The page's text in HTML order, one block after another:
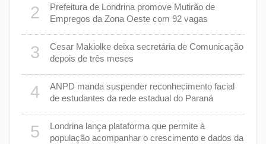
2
Prefeitura de Londrina promove Mutirão de
Empregos da Zona Oeste com 92 vagas
3
Cesar Makiolke deixa secretária de Comunicação
depois de três meses
4
ANPD manda suspender reconhecimento facial
de estudantes da rede estadual do Paraná
5
Londrina lança plataforma que permite à
população acompanhar o crescimento e dados da